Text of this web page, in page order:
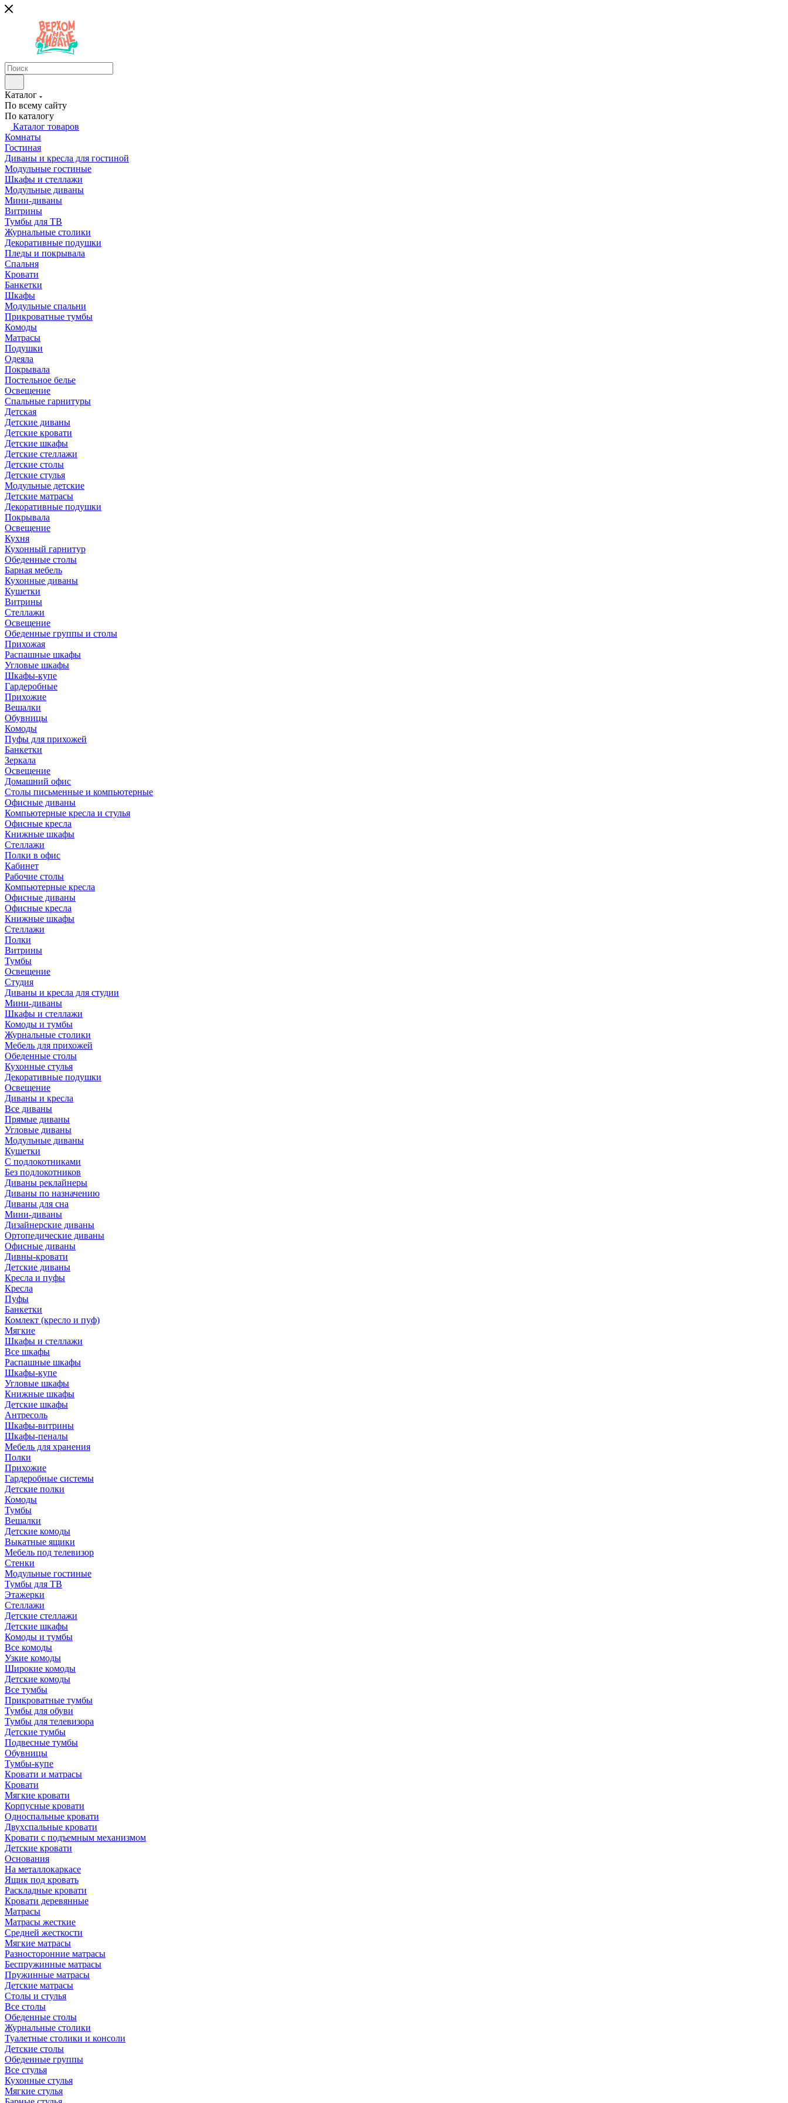
Каталог
По всему сайту
По каталогу
Каталог товаров
Комнаты
Гостиная
Диваны и кресла для гостиной
Модульные гостиные
Шкафы и стеллажи
Модульные диваны
Мини-диваны
Витрины
Тумбы для ТВ
Журнальные столики
Декоративные подушки
Пледы и покрывала
Спальня
Кровати
Банкетки
Шкафы
Модульные спальни
Прикроватные тумбы
Комоды
Матрасы
Подушки
Одеяла
Покрывала
Постельное белье
Освещение
Спальные гарнитуры
Детская
Детские диваны
Детские кровати
Детские шкафы
Детские стеллажи
Детские столы
Детские стулья
Модульные детские
Детские матрасы
Декоративные подушки
Покрывала
Освещение
Кухня
Кухонный гарнитур
Обеденные столы
Барная мебель
Кухонные диваны
Кушетки
Витрины
Стеллажи
Освещение
Обеденные группы и столы
Прихожая
Распашные шкафы
Угловые шкафы
Шкафы-купе
Гардеробные
Прихожие
Вешалки
Обувницы
Комоды
Пуфы для прихожей
Банкетки
Зеркала
Освещение
Домашний офис
Столы письменные и компьютерные
Офисные диваны
Компьютерные кресла и стулья
Офисные кресла
Книжные шкафы
Стеллажи
Полки в офис
Кабинет
Рабочие столы
Компьютерные кресла
Офисные диваны
Офисные кресла
Книжные шкафы
Стеллажи
Полки
Витрины
Тумбы
Освещение
Студия
Диваны и кресла для студии
Мини-диваны
Шкафы и стеллажи
Комоды и тумбы
Журнальные столики
Мебель для прихожей
Обеденные столы
Кухонные стулья
Декоративные подушки
Освещение
Диваны и кресла
Все диваны
Прямые диваны
Угловые диваны
Модульные диваны
Кушетки
С подлокотниками
Без подлокотников
Диваны реклайнеры
Диваны по назначению
Диваны для сна
Мини-диваны
Дизайнерские диваны
Ортопедические диваны
Офисные диваны
Дивны-кровати
Детские диваны
Кресла и пуфы
Кресла
Пуфы
Банкетки
Комлект (кресло и пуф)
Мягкие
Шкафы и стеллажи
Все шкафы
Распашные шкафы
Шкафы-купе
Угловые шкафы
Книжные шкафы
Детские шкафы
Антресоль
Шкафы-витрины
Шкафы-пеналы
Мебель для хранения
Полки
Прихожие
Гардеробные системы
Детские полки
Комоды
Тумбы
Вешалки
Детские комоды
Выкатные ящики
Мебель под телевизор
Стенки
Модульные гостиные
Тумбы для ТВ
Этажерки
Стеллажи
Детские стеллажи
Детские шкафы
Комоды и тумбы
Все комоды
Узкие комоды
Широкие комоды
Детские комоды
Все тумбы
Прикроватные тумбы
Тумбы для обуви
Тумбы для телевизора
Детские тумбы
Подвесные тумбы
Обувницы
Тумбы-купе
Кровати и матрасы
Кровати
Мягкие кровати
Корпусные кровати
Односпальные кровати
Двухспальные кровати
Кровати с подъемным механизмом
Детские кровати
Основания
На металлокаркасе
Ящик под кровать
Раскладные кровати
Кровати деревянные
Матрасы
Матрасы жесткие
Средней жесткости
Мягкие матрасы
Разносторонние матрасы
Беспружинные матрасы
Пружинные матрасы
Детские матрасы
Столы и стулья
Все столы
Обеденные столы
Журнальные столики
Туалетные столики и консоли
Детские столы
Обеденные группы
Все стулья
Кухонные стулья
Мягкие стулья